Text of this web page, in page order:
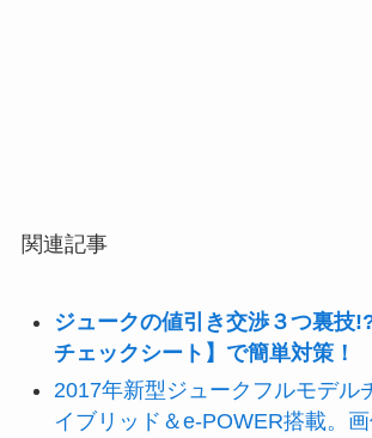
関連記事
ジュークの値引き交渉３つ裏技
チェックシート】で簡単対策！
2017年新型ジュークフルモデル
イブリッド＆e-POWER搭載。